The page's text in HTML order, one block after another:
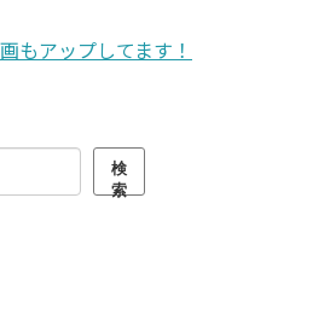
もアップしてます！
検
索